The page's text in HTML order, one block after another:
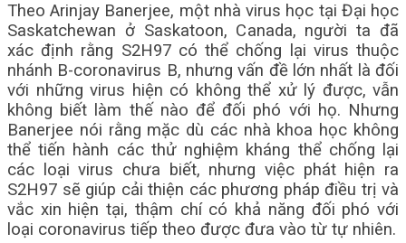
Theo Arinjay Banerjee, một nhà virus học tại Đại học
Saskatchewan ở Saskatoon, Canada, người ta đã
xác định rằng S2H97 có thể chống lại virus thuộc
nhánh B-coronavirus B, nhưng vấn đề lớn nhất là đối
với những virus hiện có không thể xử lý được, vẫn
không biết làm thế nào để đối phó với họ. Nhưng
Banerjee nói rằng mặc dù các nhà khoa học không
thể tiến hành các thử nghiệm kháng thể chống lại
các loại virus chưa biết, nhưng việc phát hiện ra
S2H97 sẽ giúp cải thiện các phương pháp điều trị và
vắc xin hiện tại, thậm chí có khả năng đối phó với
loại coronavirus tiếp theo được đưa vào từ tự nhiên.